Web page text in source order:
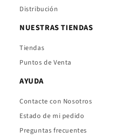
Distribución
NUESTRAS TIENDAS
Tiendas
Puntos de Venta
AYUDA
Contacte con Nosotros
Estado de mi pedido
Preguntas frecuentes